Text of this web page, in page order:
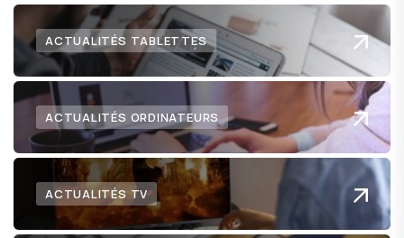
ACTUALITÉS TABLETTES
ACTUALITÉS ORDINATEURS
ACTUALITÉS TV